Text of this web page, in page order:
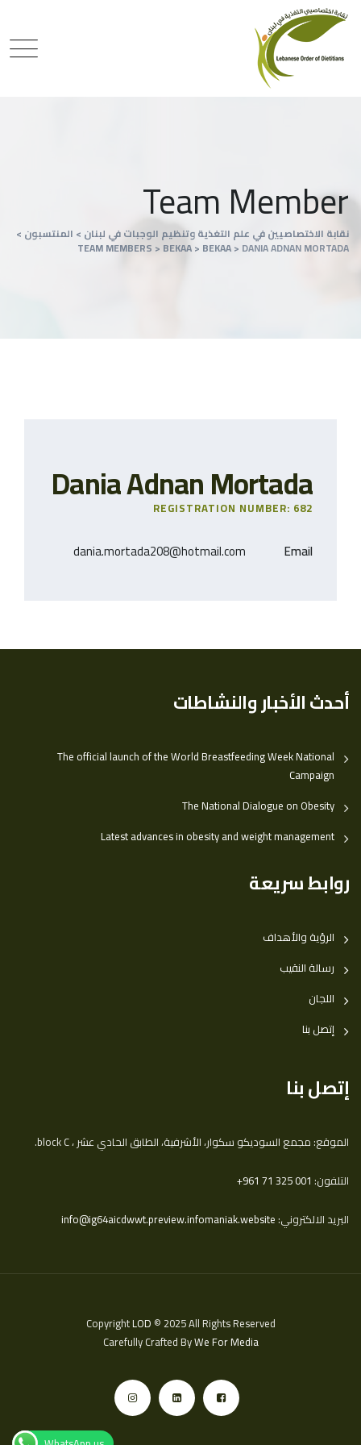
Team Member
نقابة الاختصاصيين في علم التغذية وتنظيم الوجبات في لبنان > المنتسبون >
TEAM MEMBERS > BEKAA> BEKAA> DANIA ADNAN MORTADA
Dania Adnan Mortada
REGISTRATION NUMBER: 682
Email
dania.mortada208@hotmail.com
أحدث الأخبار والنشاطات
The official launch of the World Breastfeeding Week National
Campaign
The National Dialogue on Obesity
Latest advances in obesity and weight management
روابط سريعة
الرؤية والأهداف
رسالة النقيب
اللجان
إتصل بنا
إتصل بنا
الموقع: مجمع السوديكو سكوار، الأشرفية، الطابق الحادي عشر ، block C.
التلفون: ‎+961 71 325 001
البريد الالكتروني:info@ig64aicdwwt.preview.infomaniak.website
CopyrightLOD © 2025 All Rights Reserved
Carefully Crafted ByWe For Media